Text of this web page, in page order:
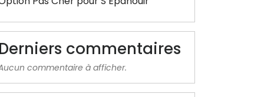
Derniers commentaires
commentaire à afficher.